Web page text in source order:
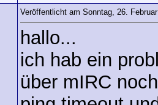
Veröffentlicht am Sonntag, 26.
hallo...
ich hab ein
über mIRC